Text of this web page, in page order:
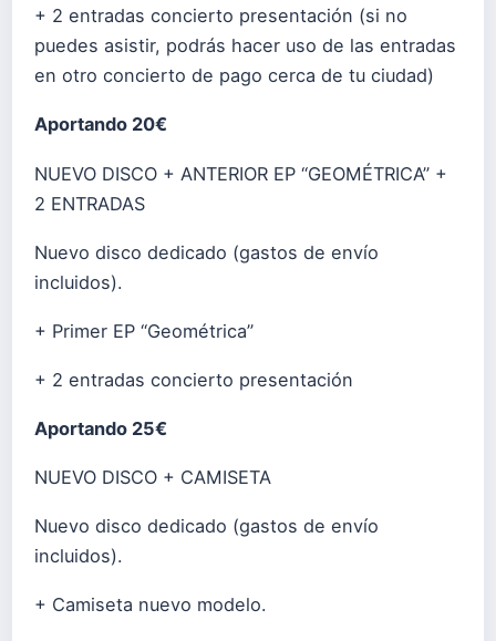
+ 2 entradas concierto presentación (si no
puedes asistir, podrás hacer uso de las entradas
en otro concierto de pago cerca de tu ciudad)
Aportando 20€
NUEVO DISCO + ANTERIOR EP “GEOMÉTRICA” +
2 ENTRADAS
Nuevo disco dedicado (gastos de envío
incluidos).
+ Primer EP “Geométrica”
+ 2 entradas concierto presentación
Aportando 25€
NUEVO DISCO + CAMISETA
Nuevo disco dedicado (gastos de envío
incluidos).
+ Camiseta nuevo modelo.